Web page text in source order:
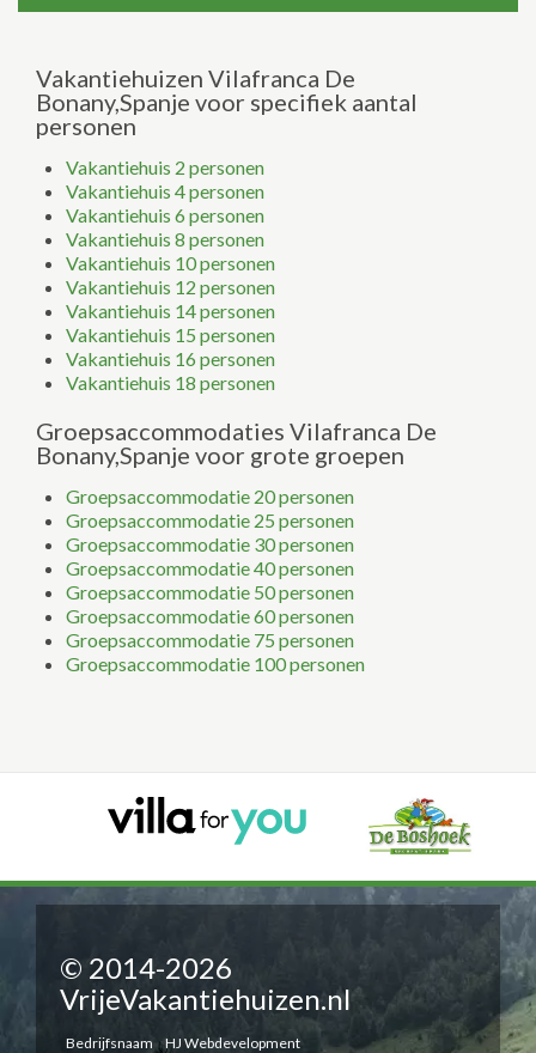
Vakantiehuizen Vilafranca De
Bonany,Spanje voor specifiek aantal
personen
Vakantiehuis 2 personen
Vakantiehuis 4 personen
Vakantiehuis 6 personen
Vakantiehuis 8 personen
Vakantiehuis 10 personen
Vakantiehuis 12 personen
Vakantiehuis 14 personen
Vakantiehuis 15 personen
Vakantiehuis 16 personen
Vakantiehuis 18 personen
Groepsaccommodaties Vilafranca De
Bonany,Spanje voor grote groepen
Groepsaccommodatie 20 personen
Groepsaccommodatie 25 personen
Groepsaccommodatie 30 personen
Groepsaccommodatie 40 personen
Groepsaccommodatie 50 personen
Groepsaccommodatie 60 personen
Groepsaccommodatie 75 personen
Groepsaccommodatie 100 personen
© 2014-2026
VrijeVakantiehuizen.nl
Bedrijfsnaam HJ Webdevelopment